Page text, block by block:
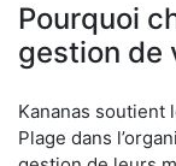
Pourquoi
gestion de
Kananas soutient
Plage dans